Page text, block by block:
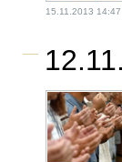
15.11.2013 14:47